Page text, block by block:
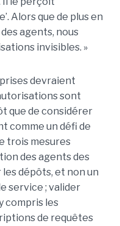
Alors que de plus en
agents, nous
invisibles. »
devraient
sont
que de considérer
comme un défi de
trois mesures
des agents des
dépôts, et non un
service ; valider
compris les
de requêtes